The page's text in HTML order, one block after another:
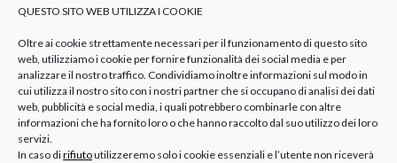
QUESTO SITO WEB UTILIZZA I COOKIE
Oltre ai cookie strettamente necessari per il funzionamento di questo sito
web, utilizziamo i cookie per fornire funzionalità dei social media e per
analizzare il nostro traffico. Condividiamo inoltre informazioni sul modo in
cui utilizza il nostro sito con i nostri partner che si occupano di analisi dei dati
web, pubblicità e social media, i quali potrebbero combinarle con altre
informazioni che ha fornito loro o che hanno raccolto dal suo utilizzo dei loro
servizi.
In caso dirifiutoutilizzeremo solo i cookie essenziali e l’utente non riceverà
ORECCHINI MUST-HAVE DELL’ESTATE
GIOIELLI Orecchini Colorati Estate Orecchini Conchiglia
Orecchini
Estate 2025
Orecchini Pietre Naturali Orecchini Simboli Marini
L’estate è fatta per osare e divertirsi, il guardaroba si
alleggerisce, i colori si accendono e gli accessori diventano...